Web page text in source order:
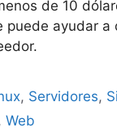
p
p
n
a
g
ar
de 10
puede ayudar a
, Servidores,
Web